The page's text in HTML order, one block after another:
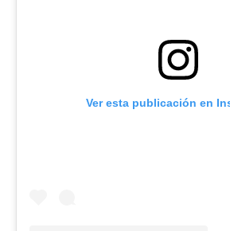
Ver esta publicación en